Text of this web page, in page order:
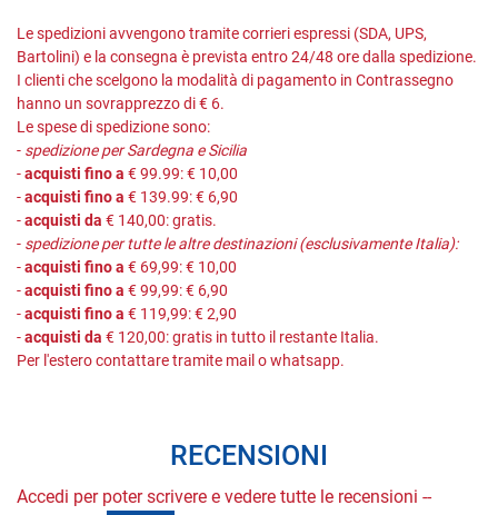
Le spedizioni avvengono tramite corrieri espressi (SDA, UPS,
Bartolini) e la consegna è prevista entro 24/48 ore dalla spedizione.
I clienti che scelgono la modalità di pagamento in Contrassegno
hanno un sovrapprezzo di € 6.
Le spese di spedizione sono:
- spedizione per Sardegna e Sicilia
-acquisti fino a € 99.99: € 10,00
-acquisti fino a € 139.99: € 6,90
-acquisti da € 140,00: gratis.
- spedizione per tutte le altre destinazioni (esclusivamente Italia):
-acquisti fino a € 69,99: € 10,00
-acquisti fino a € 99,99: € 6,90
-acquisti fino a € 119,99: € 2,90
-acquisti da € 120,00: gratis in tutto il restante Italia.
Per l'estero contattare tramite mail o whatsapp.
RECENSIONI
Accedi per poter scrivere e vedere tutte le recensioni --